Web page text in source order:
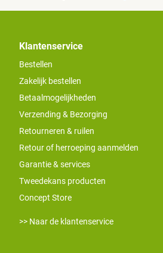
Klantenservice
Bestellen
Zakelijk bestellen
Betaalmogelijkheden
Verzending & Bezorging
Retourneren & ruilen
Retour of herroeping aanmelden
Garantie & services
Tweedekans producten
Concept Store
>> Naar de klantenservice